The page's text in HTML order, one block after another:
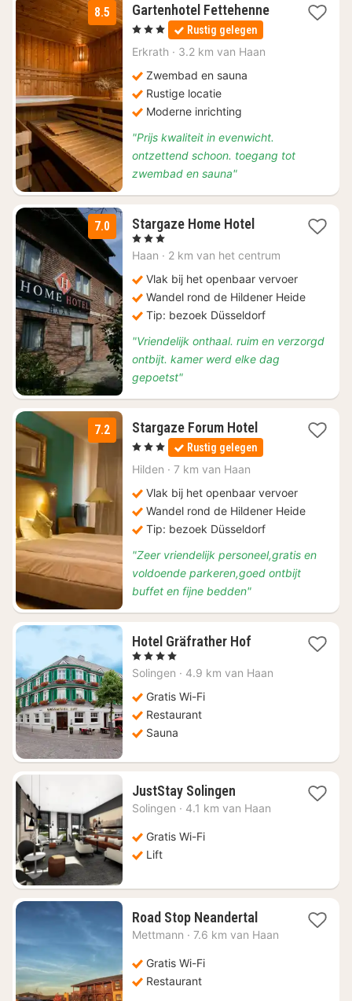
8.5 Gartenhotel Fettehenne1
, 3 Sterren Rustig gelegen
Erkrath · 3.2 km van Haan
Zwembad en sauna
Rustige locatie
Moderne inrichting
"Prijs kwaliteit in evenwicht.
ontzettend schoon. toegang tot
zwembad en sauna"
7.0 Stargaze Home Hotel1
vanaf
68
, 3 Sterren
Haan · 2 km van het centrum
Vlak bij het openbaar vervoer
Wandel rond de Hildener Heide
Tip: bezoek Düsseldorf
"Vriendelijk onthaal. ruim en verzorgd
ontbijt. kamer werd elke dag
gepoetst"
7.2 Stargaze Forum Hotel1
nacht
vanaf
, 3 Sterren Rustig gelegen
Hilden · 7 km van Haan
Vlak bij het openbaar vervoer
Wandel rond de Hildener Heide
Tip: bezoek Düsseldorf
"Zeer vriendelijk personeel,gratis en
voldoende parkeren,goed ontbijt
buffet en fijne bedden"
Hotel Gräfrather Hof1
vanaf
, 4 Sterren
Solingen · 4.9 km van Haan
Gratis Wi-Fi
Restaurant
Sauna
JustStay Solingen1
nacht
Solingen · 4.1 km van Haan
Gratis Wi-Fi
Lift
Road Stop Neandertal1
nacht
Mettmann · 7.6 km van Haan
Gratis Wi-Fi
Restaurant